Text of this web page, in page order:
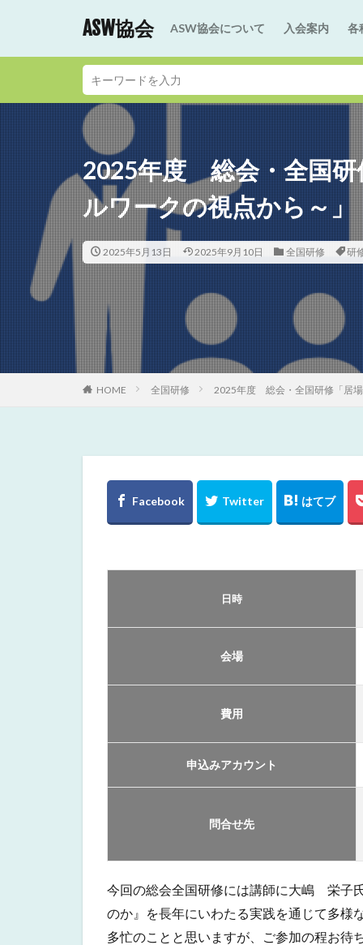
ASW協会 ASW協会について 入会案内 各
2025年度 総会・全国研
ルワークの視点から～」
2025年5月13日 2025年9月10日 全国研修 研
HOME 全国研修 2025年度 総会・全国研修「居
日時
会場
費用
申込みアカウント
問合せ先
今回の総会全国研修には講師に大嶋 栄子
のか』を長年にいわたる実践を通じて多様
多忙のことと思いますが、ご参加の程お待